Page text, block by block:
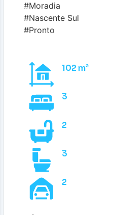
#Moradia
#Nascente Sul
#Pronto
102 m²
3
2
3
2